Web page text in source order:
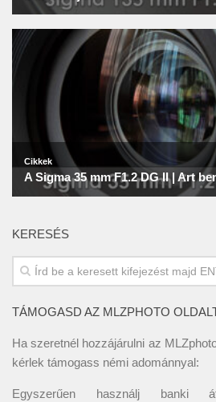
KERESÉS
TÁMOGASD AZ MLZPHOTO
Ha szeretnél hozzájárulni az
kérlek támogass némi adománnyal:
Egyszerűen használj banki